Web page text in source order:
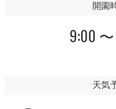
開園
9:00
天気